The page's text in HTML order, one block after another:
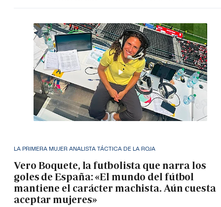
LA PRIMERA MUJER ANALISTA TÁCTICA DE LA ROJA
Vero Boquete, la futbolista que narra los
goles de España: «El mundo del fútbol
mantiene el carácter machista. Aún cuesta
aceptar mujeres»